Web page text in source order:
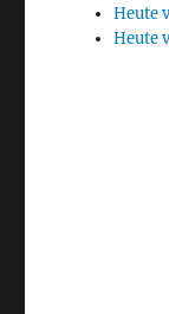
Heute
Heute